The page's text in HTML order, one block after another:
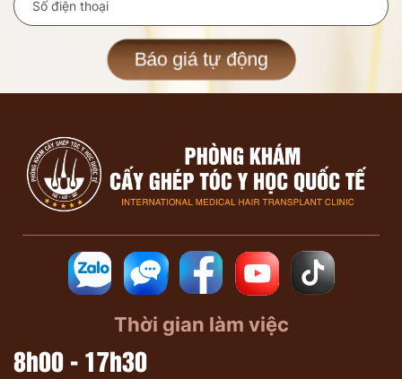
Báo giá tự động
Thời gian làm việc
8h00 - 17h30